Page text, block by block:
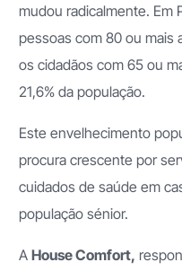
mudou radicalmente. Em
pessoas com 80 ou mais
os cidadãos com 65 ou
21,6% da população.
Este envelhecimento
procura crescente por
cuidados de saúde em
população sénior.
AHouse Comfort,